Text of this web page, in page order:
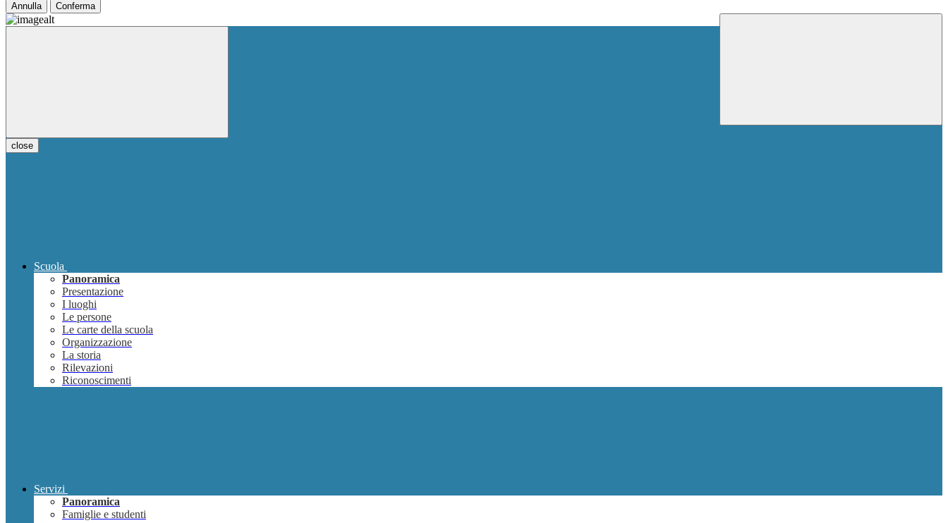
Annulla Conferma
close
Scuola
Panoramica
Presentazione
I luoghi
Le persone
Le carte della scuola
Organizzazione
La storia
Rilevazioni
Riconoscimenti
Servizi
Panoramica
Famiglie e studenti